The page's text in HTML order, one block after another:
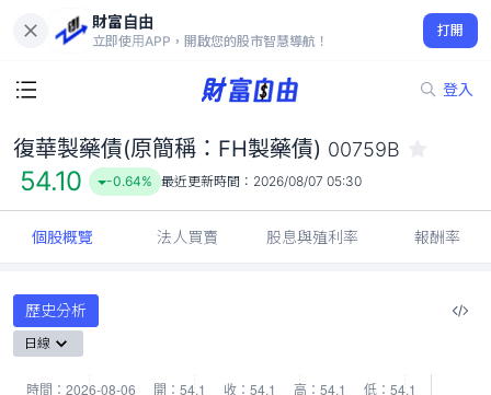
財富自由
立即使用APP，開啟您的股市智慧導航！
打開
登入
復華製藥債(原簡稱：FH製藥債) 00759B
54.10
-0.64%
復華製藥債(原簡稱：FH製藥債) 00759B
54.10 -0.64% 最近更新時間： 2026/08/07 05:30
個股概覽 法人買賣 股息與殖利率 報酬率
歷史分析
日線